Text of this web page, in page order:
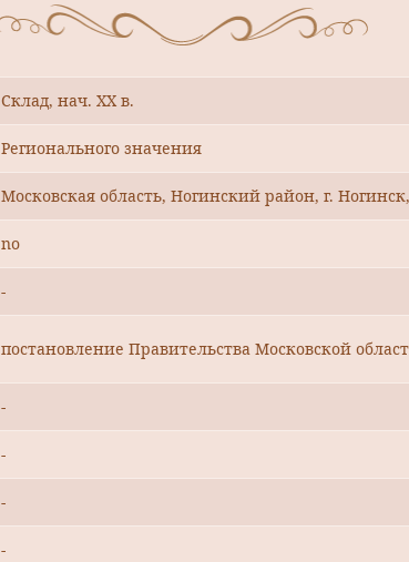
Склад, нач. ХХ в.
Регионального значения
Московская область, Ногинский район, г.
no
-
постановление Правительства Московской
-
-
-
-